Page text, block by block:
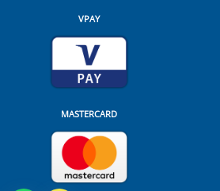
VPAY
MASTERCARD